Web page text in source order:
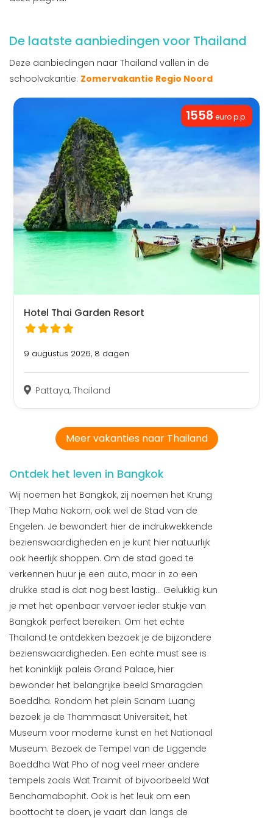
De laatste aanbiedingen voor Thailand
Deze aanbiedingen naar Thailand vallen in de
schoolvakantie: Zomervakantie Regio Noord
1558 euro p.p.
Hotel Thai Garden Resort
9 augustus 2026, 8 dagen
Pattaya, Thailand
Meer vakanties naar Thailand
Ontdek het leven in Bangkok
Wij noemen het Bangkok, zij noemen het Krung
Thep Maha Nakorn, ook wel de Stad van de
Engelen. Je bewondert hier de indrukwekkende
bezienswaardigheden en je kunt hier natuurlijk
ook heerlijk shoppen. Om de stad goed te
verkennen huur je een auto, maar in zo een
drukke stad is dat nog best lastig... Gelukkig kun
je met het openbaar vervoer ieder stukje van
Bangkok perfect bereiken. Om het echte
Thailand te ontdekken bezoek je de bijzondere
bezienswaardigheden. Een echte must see is
het koninklijk paleis Grand Palace, hier
bewonder het belangrijke beeld Smaragden
Boeddha. Rondom het plein Sanam Luang
bezoek je de Thammasat Universiteit, het
Museum voor moderne kunst en het Nationaal
Museum. Bezoek de Tempel van de Liggende
Boeddha Wat Pho of nog veel meer andere
tempels zoals Wat Traimit of bijvoorbeeld Wat
Benchamabophit. Ook is het leuk om een
boottocht te doen, je vaart dan langs de